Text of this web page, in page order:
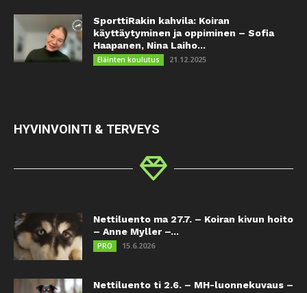
SporttiRakin kahvila: Koiran
käyttäytyminen ja oppiminen – Sofia
Haapanen, Nina Laiho...
Eläinten koulutus 21.12.2025
HYVINVOINTI & TERVEYS
Nettiluento ma 27.7. – Koiran kivun hoito
– Anne Myller –...
PRO 15.6.2026
Nettiluento ti 2.6. – MH-luonnekuvaus –